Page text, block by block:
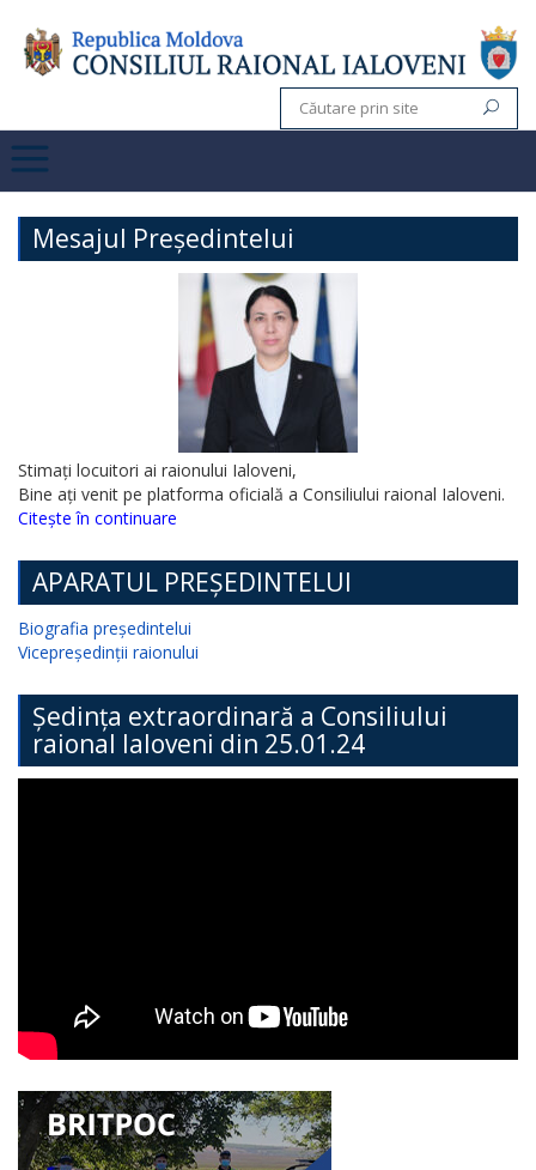
Mesajul Președintelui
Stimați locuitori ai raionului Ialoveni,
Bine ați venit pe platforma oficială a Consiliului raional Ialoveni.
Citește în continuare
APARATUL PREȘEDINTELUI
Biografia președintelui
Vicepreședinții raionului
Ședința extraordinară a Consiliului
raional Ialoveni din 25.01.24